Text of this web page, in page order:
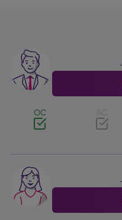
Image
OC AC
Image